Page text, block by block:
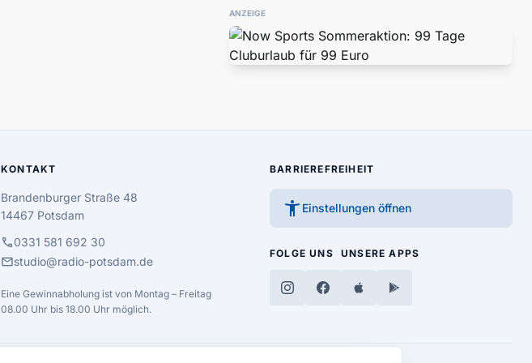
ANZEIGE
KONTAKT
Brandenburger Straße 48
14467 Potsdam
call0331 581 692 30
mailstudio@radio-potsdam.de
Eine Gewinnabholung ist von Montag – Freitag
08.00 Uhr bis 18.00 Uhr möglich.
BARRIEREFREIHEIT
accessibility_new Einstellungen öffnen
FOLGE UNS UNSERE APPS